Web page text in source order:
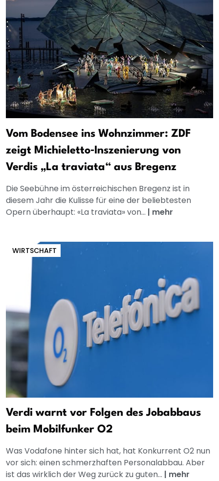
Vom Bodensee ins Wohnzimmer: ZDF
zeigt Michieletto‑Inszenierung von
Verdis „La traviata“ aus Bregenz
Die Seebühne im österreichischen Bregenz ist in
diesem Jahr die Kulisse für eine der beliebtesten
Opern überhaupt: «La traviata» von... | mehr
WIRTSCHAFT
Verdi warnt vor Folgen des Jobabbaus
beim Mobilfunker O2
Was Vodafone hinter sich hat, hat Konkurrent O2 nun
vor sich: einen schmerzhaften Personalabbau. Aber
ist das wirklich der Weg zurück zu guten... | mehr